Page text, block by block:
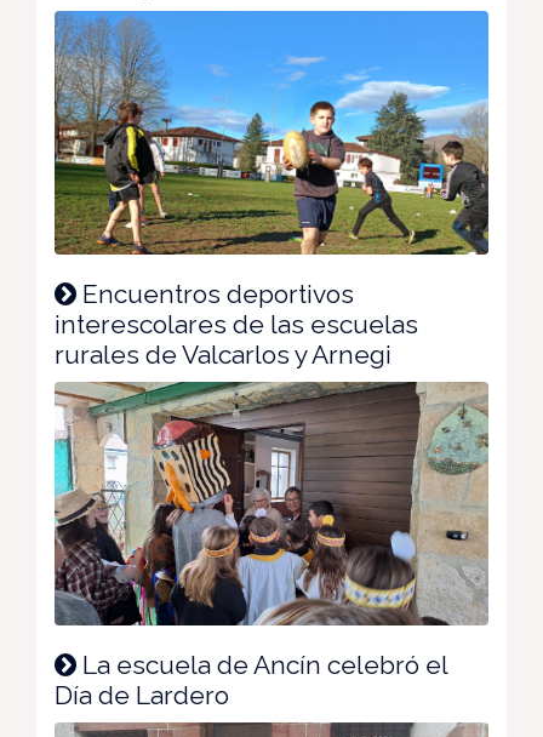
Encuentros deportivos
interescolares de las escuelas
rurales de Valcarlos y Arnegi
La escuela de Ancín celebró el
Día de Lardero